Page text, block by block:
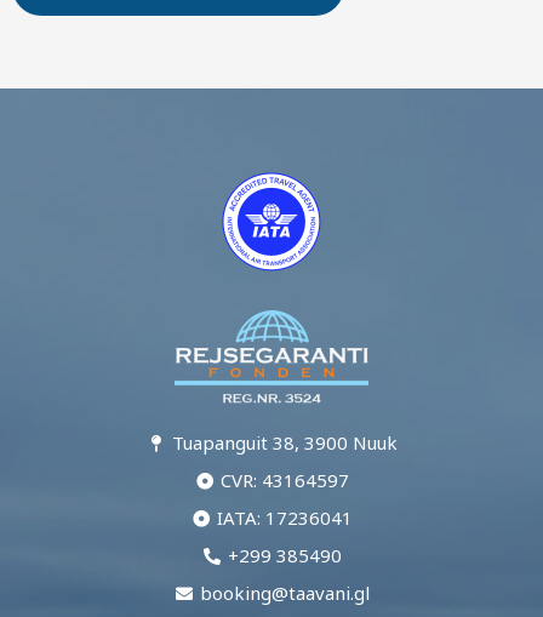
Tuapanguit 38, 3900 Nuuk
CVR: 43164597
IATA: 17236041
+299 385490
booking@taavani.gl